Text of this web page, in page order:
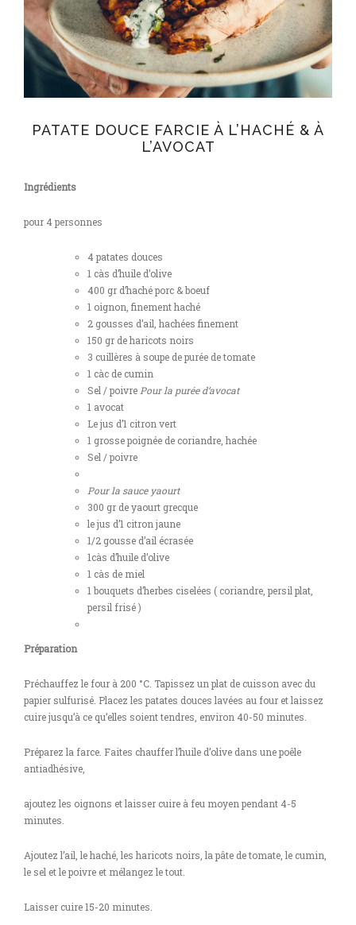
PATATE DOUCE FARCIE À L’HACHÉ & À
L’AVOCAT
Ingrédients
pour 4 personnes
4 patates douces
1 càs d’huile d’olive
400 gr d’haché porc & boeuf
1 oignon, finement haché
2 gousses d’ail, hachées finement
150 gr de haricots noirs
3 cuillères à soupe de purée de tomate
1 càc de cumin
Sel / poivre Pour la purée d’avocat
1 avocat
Le jus d’1 citron vert
1 grosse poignée de coriandre, hachée
Sel / poivre
Pour la sauce yaourt
300 gr de yaourt grecque
le jus d’1 citron jaune
1/2 gousse d’ail écrasée
1càs d’huile d’olive
1 càs de miel
1 bouquets d’herbes ciselées ( coriandre, persil plat,
persil frisé )
Préparation
Préchauffez le four à 200 °C. Tapissez un plat de cuisson avec du
papier sulfurisé. Placez les patates douces lavées au four et laissez
cuire jusqu’à ce qu’elles soient tendres, environ 40-50 minutes.
Préparez la farce. Faites chauffer l’huile d’olive dans une poêle
antiadhésive,
ajoutez les oignons et laisser cuire à feu moyen pendant 4-5
minutes.
Ajoutez l’ail, le haché, les haricots noirs, la pâte de tomate, le cumin,
le sel et le poivre et mélangez le tout.
Laisser cuire 15-20 minutes.